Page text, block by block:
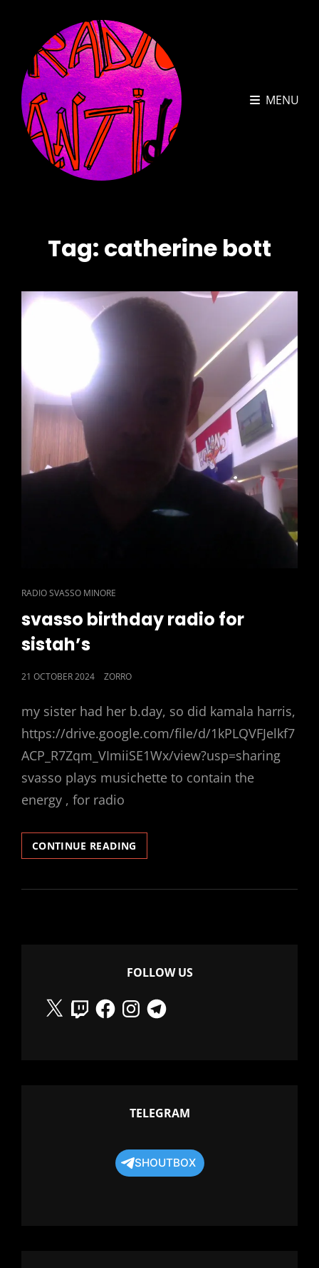
MENU
Tag: catherine bott
CAT
RADIO SVASSO MINORE
svasso birthday radio for
sistah’s
POSTED
21 OCTOBER 2024 ZORRO
my sister had her b.day, so did kamala harris,
https://drive.google.com/file/d/1kPLQVFJelkf7
ACP_R7Zqm_VImiiSE1Wx/view?usp=sharing
svasso plays musichette to contain the
energy , for radio
CONTINUE READING
BIRTHDAY
FOR
FOLLOW US
X
TwitchFacebookInstagramTelegram
TELEGRAM
SHOUTBOX